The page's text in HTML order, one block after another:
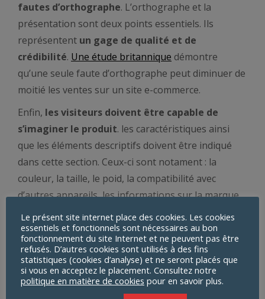
fautes d’orthographe. L’orthographe et la
présentation sont deux points essentiels. Ils
représentent un gage de qualité et de
crédibilité. Une étude britannique démontre
qu’une seule faute d’orthographe peut diminuer de
moitié les ventes sur un site e-commerce.
Enfin, les visiteurs doivent être capable de
s’imaginer le produit. les caractéristiques ainsi
que les éléments descriptifs doivent être indiqué
dans cette section. Ceux-ci sont notament : la
couleur, la taille, le poid, la compatibilité avec
d’autres appareils, les informations sur la marque,
sur le mode de fabrication, etc.
Le présent site internet place des cookies. Les cookies
essentiels et fonctionnels sont nécessaires au bon
fonctionnement du site Internet et ne peuvent pas être
refusés. D’autres cookies sont utilisés à des fins
statistiques (cookies d’analyse) et ne seront placés que
si vous en acceptez le placement. Consultez notre
politique en matière de cookies pour en savoir plus.